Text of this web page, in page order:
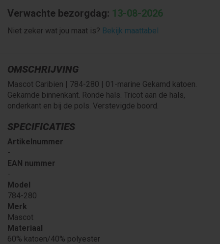
Verwachte bezorgdag: 13-08-2026
Niet zeker wat jou maat is? Bekijk maattabel
OMSCHRIJVING
Mascot Caribien | 784-280 | 01-marine Gekamd katoen.
Gekamde binnenkant. Ronde hals. Tricot aan de hals,
onderkant en bij de pols. Verstevigde boord.
SPECIFICATIES
Artikelnummer
-
EAN nummer
-
Model
784-280
Merk
Mascot
Materiaal
60% katoen/40% polyester